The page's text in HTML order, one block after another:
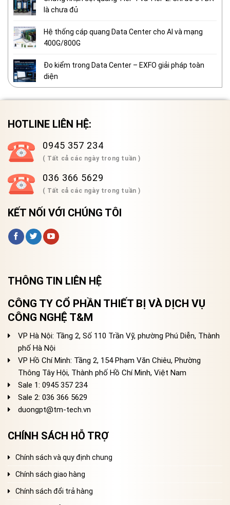
là chưa đủ
Hệ thống cáp quang Data Center cho AI và mạng
400G/800G
Đo kiểm trong Data Center – EXFO giải pháp toàn
diện
HOTLINE LIÊN HỆ:
0945 357 234
( Tất cả các ngày trong tuần )
036 366 5629
( Tất cả các ngày trong tuần )
KẾT NỐI VỚI CHÚNG TÔI
THÔNG TIN LIÊN HỆ
CÔNG TY CỔ PHẦN THIẾT BỊ VÀ DỊCH VỤ
CÔNG NGHỆ T&M
VP Hà Nội: Tầng 2, Số 110 Trần Vỹ, phường Phú Diễn, Thành
phố Hà Nội
VP Hồ Chí Minh: Tầng 2, 154 Phạm Văn Chiêu, Phường
Thông Tây Hội, Thành phố Hồ Chí Minh, Việt Nam
Sale 1: 0945 357 234
Sale 2: 036 366 5629
duongpt@tm-tech.vn
CHÍNH SÁCH HỖ TRỢ
Chính sách và quy định chung
Chính sách giao hàng
Chính sách đổi trả hàng